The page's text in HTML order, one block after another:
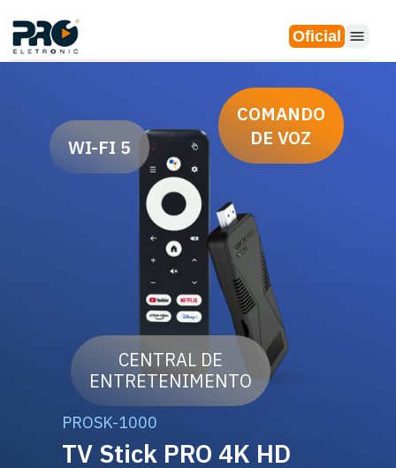
Oficial
PROSK-1000
TV Stick PRO 4K HD
CENTRAL DE
ENTRETENIMENTO
COMANDO
DE VOZ
WI-FI 5